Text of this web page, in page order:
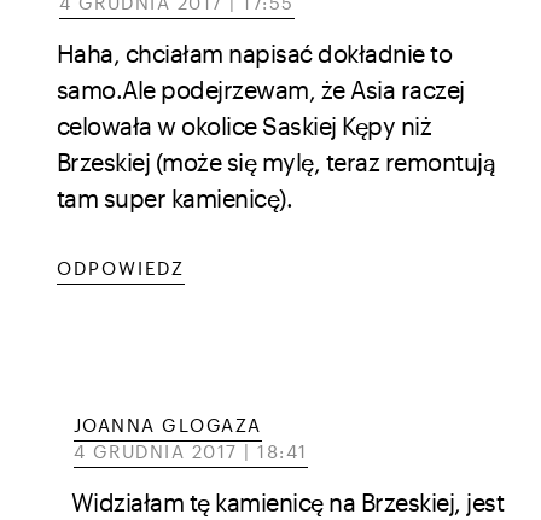
Haha, chciałam napisać dokładnie to
samo.Ale podejrzewam, że Asia raczej
celowała w okolice Saskiej Kępy niż
Brzeskiej (może się mylę, teraz remontują
tam super kamienicę).
ODPOWIEDZ
JOANNA GLOGAZA
4 GRUDNIA 2017 | 18:41
Widziałam tę kamienicę na Brzeskiej, jest